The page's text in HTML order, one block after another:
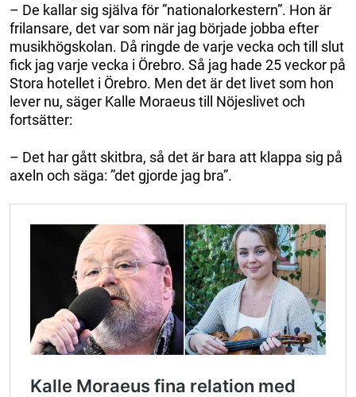
– De kallar sig själva för ”nationalorkestern”. Hon är
frilansare, det var som när jag började jobba efter
musikhögskolan. Då ringde de varje vecka och till slut
fick jag varje vecka i Örebro. Så jag hade 25 veckor på
Stora hotellet i Örebro. Men det är det livet som hon
lever nu, säger Kalle Moraeus till Nöjeslivet och
fortsätter:
– Det har gått skitbra, så det är bara att klappa sig på
axeln och säga: ”det gjorde jag bra”.